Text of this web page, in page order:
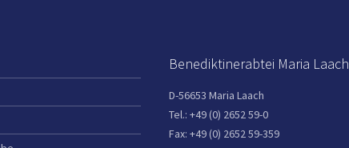
Benediktinerabtei Maria Laach
D-56653 Maria Laach
Tel.: +49 (0) 2652 59-0
Fax: +49 (0) 2652 59-359